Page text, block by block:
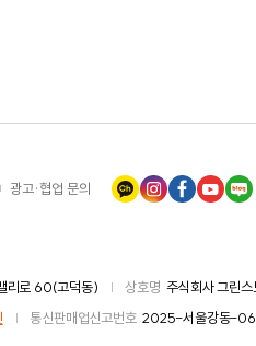
| 광고·협업 문의
리로 60(고덕동) | 상호명 주식회사 그린스
| 통신판매업신고번호2025-서울강동-